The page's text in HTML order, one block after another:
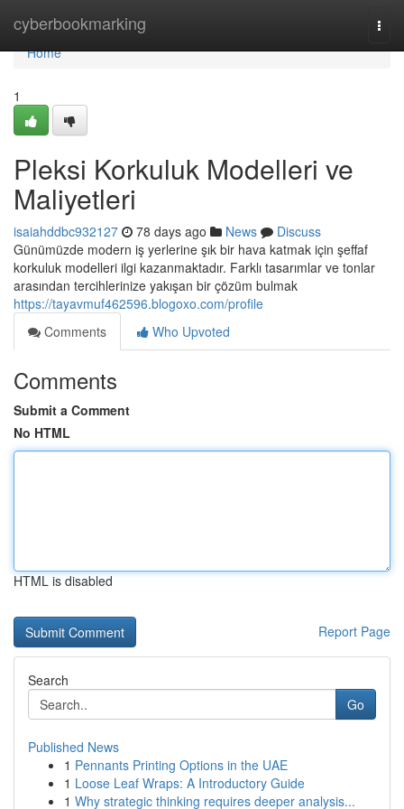
cyberbookmarking
Home
Home
1
Pleksi Korkuluk Modelleri ve
Maliyetleri
isaiahddbc932127 78 days ago News
Discuss
Günümüzde modern iş yerlerine şık bir hava katmak için şeffaf
korkuluk modelleri ilgi kazanmaktadır. Farklı tasarımlar ve tonlar
arasından tercihlerinize yakışan bir çözüm bulmak
https://tayavmuf462596.blogoxo.com/profile
Comments
Who Upvoted
Comments
Submit a Comment
No HTML
HTML is disabled
Report Page
Search
Go
Published News
1 Pennants Printing Options in the UAE
1 Loose Leaf Wraps: A Introductory Guide
1 Why strategic thinking requires deeper analysis...